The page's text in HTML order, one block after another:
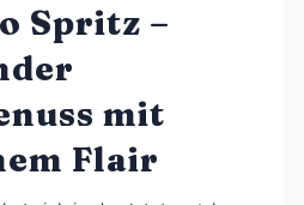
Spritz –
mit
Flair